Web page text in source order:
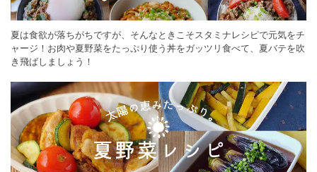
夏は食欲が落ちがちですが、そんなときこそスタミナレシピで元気をチ
ャージ！お肉や夏野菜をたっぷり使う丼をガッツリ食べて、夏バテを吹
き飛ばしましょう！